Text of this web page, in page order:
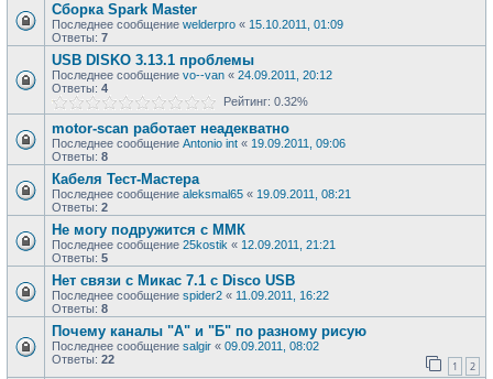
Сборка Spark Master
Последнее сообщение welderpro « 15.10.2011, 01:09
Ответы: 7
USB DISKO 3.13.1 проблемы
Последнее сообщение vo--van « 24.09.2011, 20:12
Ответы: 4
Рейтинг: 0.32%
motor-scan работает неадекватно
Последнее сообщение Antonio int « 19.09.2011, 09:06
Ответы: 8
Кабеля Тест-Мастера
Последнее сообщение aleksmal65 « 19.09.2011, 08:21
Ответы: 2
Не могу подружится с ММК
Последнее сообщение 25kostik « 12.09.2011, 21:21
Ответы: 5
Нет связи с Микас 7.1 с Disco USB
Последнее сообщение spider2 « 11.09.2011, 16:22
Ответы: 8
Почему каналы "А" и "Б" по разному рисую
Последнее сообщение salgir « 09.09.2011, 08:02
Ответы: 22 1 2